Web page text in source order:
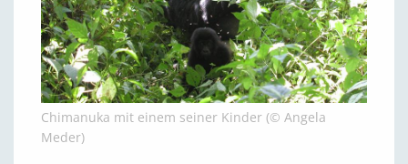
Chimanuka mit einem seiner Kinder (© Angela
Meder)